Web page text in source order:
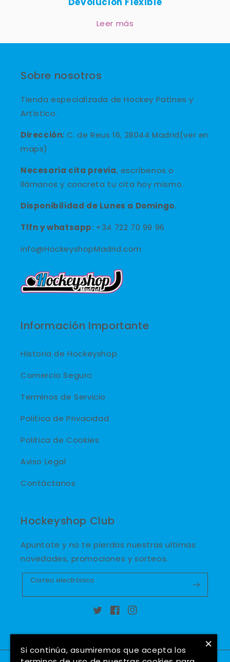
Leer más
Sobre nosotros
Tienda especializada de Hockey Patines y
Artístico.
Dirección: C. de Reus 16, 28044 Madrid(ver en
maps)
Necesaria cita previa, escríbenos o
llámanos y concreta tu cita hoy mismo.
Disponibilidad de Lunes a Domingo.
Tlfn ywhatsapp: +34 722 70 99 96
info@HockeyshopMadrid.com
Información Importante
Historia de Hockeyshop
Comercio Seguro
Terminos de Servicio
Politica de Privacidad
Politica de Cookies
Aviso Legal
Contáctanos
Hockeyshop Club
Apuntate y no te pierdas nuestras ultimas
novedades, promociones y sorteos.
Correo electrónico
TwitterFacebookInstagram
×
Si continúa, asumiremos que acepta los